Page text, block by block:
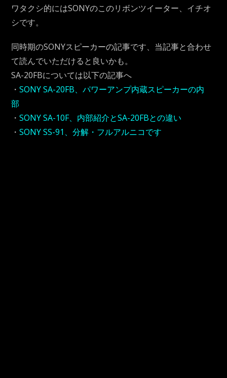
ワタクシ的にはSONYのこのリボンツイーター、イチオ
シです。
同時期のSONYスピーカーの記事です、当記事と合わせ
て読んでいただけると良いかも。
SA-20FBについては以下の記事へ
・SONY SA-20FB、パワーアンプ内蔵スピーカーの内
部
・SONY SA-10F、内部紹介とSA-20FBとの違い
・SONY SS-91、分解・フルアルニコです